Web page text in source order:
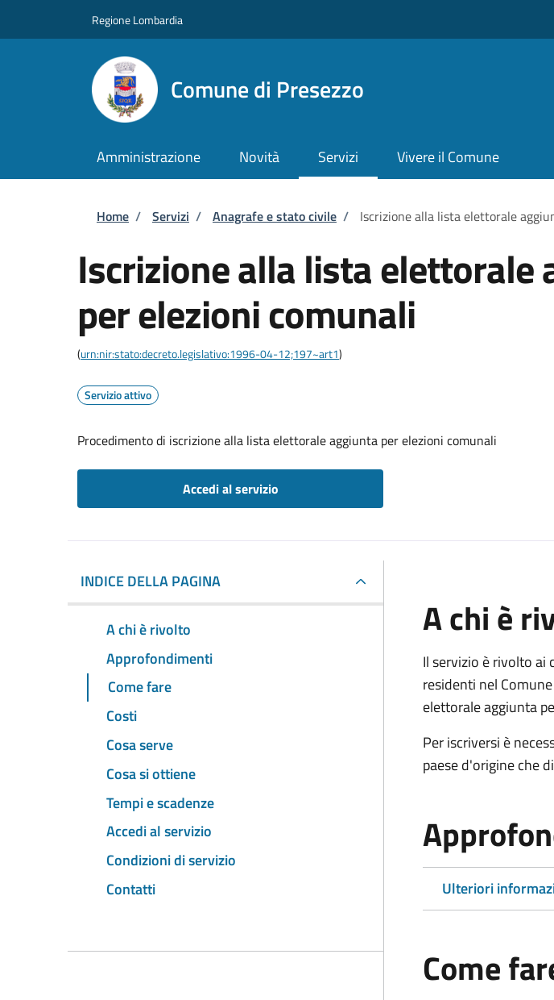
Regione Lombardia
Comune di Presezzo
Amministrazione Novità Servizi Vivere il Comune
Briciole di pane
Home / Servizi / Anagrafe e stato civile / Iscrizione alla lista elettorale
Iscrizione alla lista elettorale
per elezioni comunali
(urn:nir:stato:decreto.legislativo:1996-04-12;197~art1)
Servizio attivo
Procedimento di iscrizione alla lista elettorale aggiunta per elezioni comunali
Accedi al servizio
INDICE DELLA PAGINA
A chi è rivolto
Approfondimenti
Come fare
Costi
Cosa serve
Cosa si ottiene
Tempi e scadenze
Accedi al servizio
Condizioni di servizio
Contatti
A chi è
Il servizio è rivolto ai
residenti nel
elettorale aggiunta
Per iscriversi è
paese d'origine che
Ulteriori
Come